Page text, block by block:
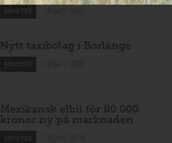
NYHETER
Nytt taxibolag i Borlänge
NYHETER
Mexikansk elbil för 80 000
kronor ny på marknaden
NYHETER